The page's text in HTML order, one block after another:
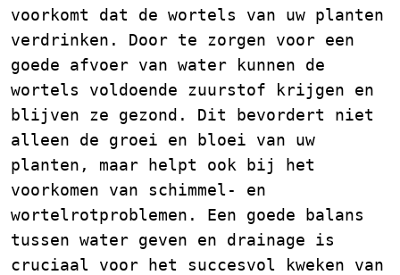
voorkomt dat de wortels van uw planten
verdrinken. Door te zorgen voor een
goede afvoer van water kunnen de
wortels voldoende zuurstof krijgen en
blijven ze gezond. Dit bevordert niet
alleen de groei en bloei van uw
planten, maar helpt ook bij het
voorkomen van schimmel- en
wortelrotproblemen. Een goede balans
tussen water geven en drainage is
cruciaal voor het succesvol kweken van